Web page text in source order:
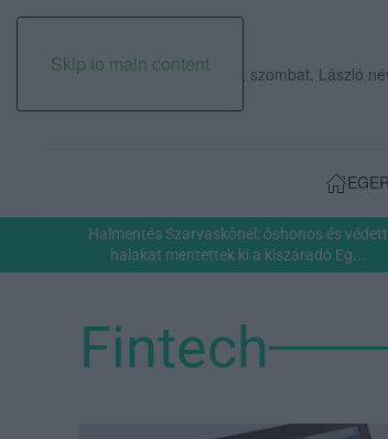
Skip to main content
2026. augusztus 08., szombat, László
Halmentés Szarvaskőnél: őshonos és védett
halakat mentettek ki a kiszáradó Eg...
Fintech